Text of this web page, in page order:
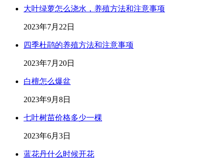
大叶绿萝怎么浇水，养殖方法和注意事项
2023年7月22日
四季杜鹃的养殖方法和注意事项
2023年7月20日
白檀怎么爆盆
2023年9月8日
七叶树苗价格多少一棵
2023年6月3日
蓝花丹什么时候开花